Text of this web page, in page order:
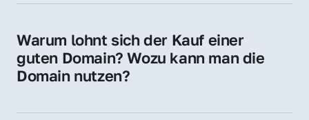
Sie erhalten alle Rechte zur Nutzung,
Domain.
Warum lohnt sich der Kauf einer
guten Domain? Wozu kann man die
Domain nutzen?